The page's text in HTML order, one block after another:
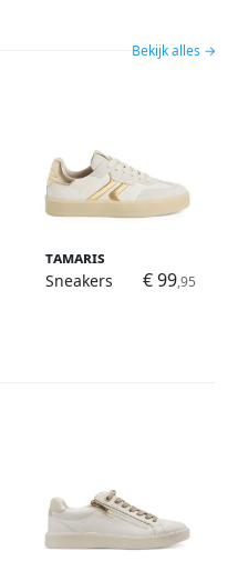
Bekijk alles →
Tamaris
Sneakers
€ 99,95